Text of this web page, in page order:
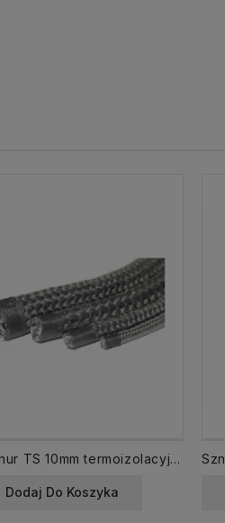
Sznur TS 10mm termoizolacyjny szklany
Dodaj Do Koszyka